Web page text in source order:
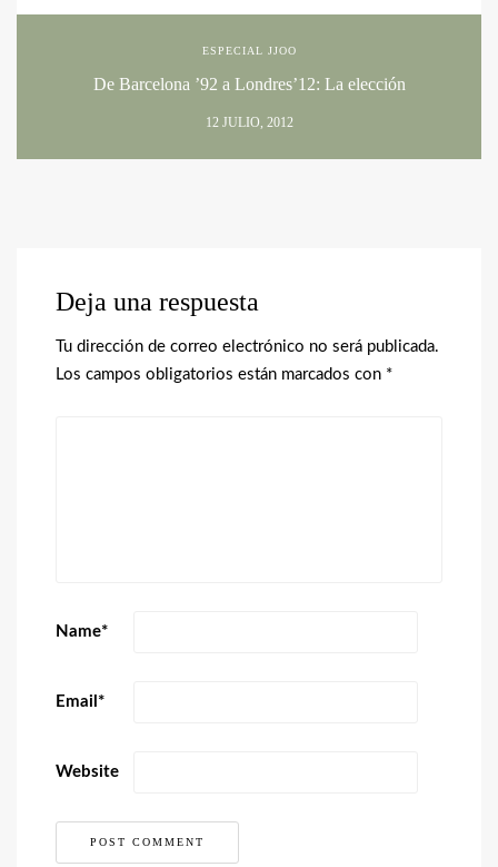
ESPECIAL JJOO
De Barcelona ’92 a Londres’12: La elección
12 JULIO, 2012
Deja una respuesta
Tu dirección de correo electrónico no será publicada.
Los campos obligatorios están marcados con *
Name*
Email *
Website